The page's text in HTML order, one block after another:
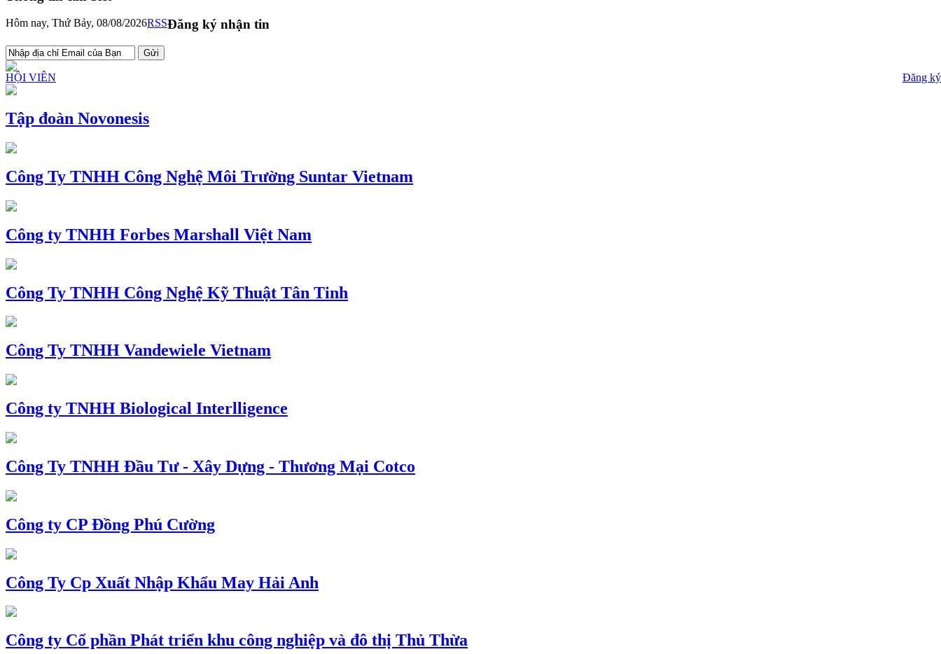
Hôm nay, Thứ Bảy, 08/08/2026RSSĐăng ký nhận tin
HỘI VIÊN Đăng ký
Tập đoàn Novonesis
Công Ty TNHH Công Nghệ Môi Trường Suntar Vietnam
Công ty TNHH Forbes Marshall Việt Nam
Công Ty TNHH Công Nghệ Kỹ Thuật Tân Tinh
Công Ty TNHH Vandewiele Vietnam
Công ty TNHH Biological Interlligence
Công Ty TNHH Đầu Tư - Xây Dựng - Thương Mại Cotco
Công ty CP Đồng Phú Cường
Công Ty Cp Xuất Nhập Khẩu May Hải Anh
Công ty Cổ phần Phát triển khu công nghiệp và đô thị Thủ Thừa